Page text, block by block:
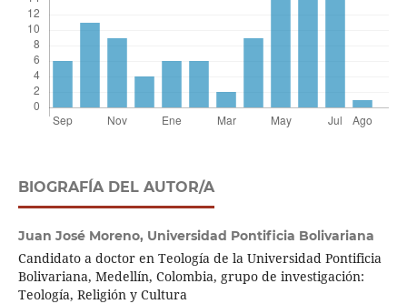
BIOGRAFÍA DEL AUTOR/A
Juan José Moreno, Universidad Pontificia Bolivariana
Candidato a doctor en Teología de la Universidad Pontificia
Bolivariana, Medellín, Colombia, grupo de investigación:
Teología, Religión y Cultura